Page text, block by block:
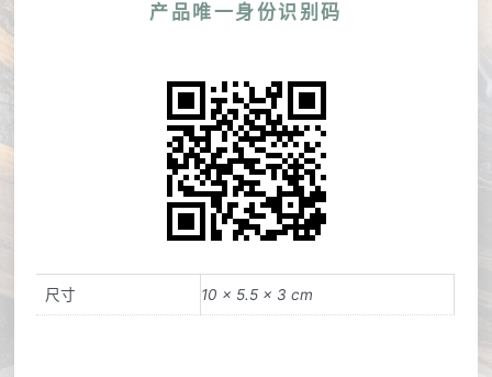
产品唯一身份识别码
尺寸 10 × 5.5 × 3 cm